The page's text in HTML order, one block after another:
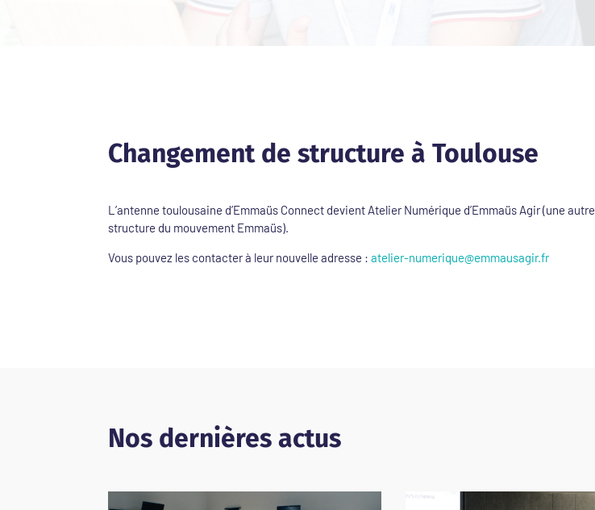
Changement de structure à Toulouse
L’antenne toulousaine d’Emmaüs Connect devient Atelier Numérique d’Emmaüs Agir (une autre
structure du mouvement Emmaüs).
Vous pouvez les contacter à leur nouvelle adresse :atelier-numerique@emmausagir.fr
Nos dernières actus